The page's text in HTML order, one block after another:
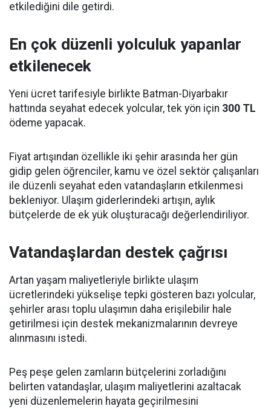
etkilediğini dile getirdi.
En çok düzenli yolculuk yapanlar
etkilenecek
Yeni ücret tarifesiyle birlikte Batman-Diyarbakır
hattında seyahat edecek yolcular, tek yön için 300 TL
ödeme yapacak.
Fiyat artışından özellikle iki şehir arasında her gün
gidip gelen öğrenciler, kamu ve özel sektör çalışanları
ile düzenli seyahat eden vatandaşların etkilenmesi
bekleniyor. Ulaşım giderlerindeki artışın, aylık
bütçelerde de ek yük oluşturacağı değerlendiriliyor.
Vatandaşlardan destek çağrısı
Artan yaşam maliyetleriyle birlikte ulaşım
ücretlerindeki yükselişe tepki gösteren bazı yolcular,
şehirler arası toplu ulaşımın daha erişilebilir hale
getirilmesi için destek mekanizmalarının devreye
alınmasını istedi.
Peş peşe gelen zamların bütçelerini zorladığını
belirten vatandaşlar, ulaşım maliyetlerini azaltacak
yeni düzenlemelerin hayata geçirilmesini